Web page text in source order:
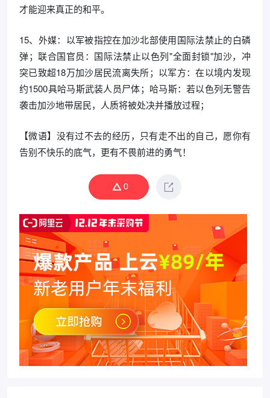
才能迎来真正的和平。
15、外媒：以军被指控在加沙北部使用国际法禁止的白磷
弹；联合国官员：国际法禁止以色列"全面封锁"加沙，冲
突已致超18万加沙居民流离失所；以军方：在以境内发现
约1500具哈马斯武装人员尸体；哈马斯：若以色列无警告
袭击加沙地带居民，人质将被处决并播放过程；
【微语】没有过不去的经历，只有走不出的自己，愿你有
告别不快乐的底气，更有不畏前进的勇气！
0